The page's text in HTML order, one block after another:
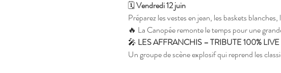
🗓 Vendredi 12 juin
Préparez les vestes en jean, les baskets
🔥 La Canopée remonte le temps pour une
🎤 LES AFFRANCHIS – TRIBUTE 100% LIVE
Un groupe de scène explosif qui reprend les